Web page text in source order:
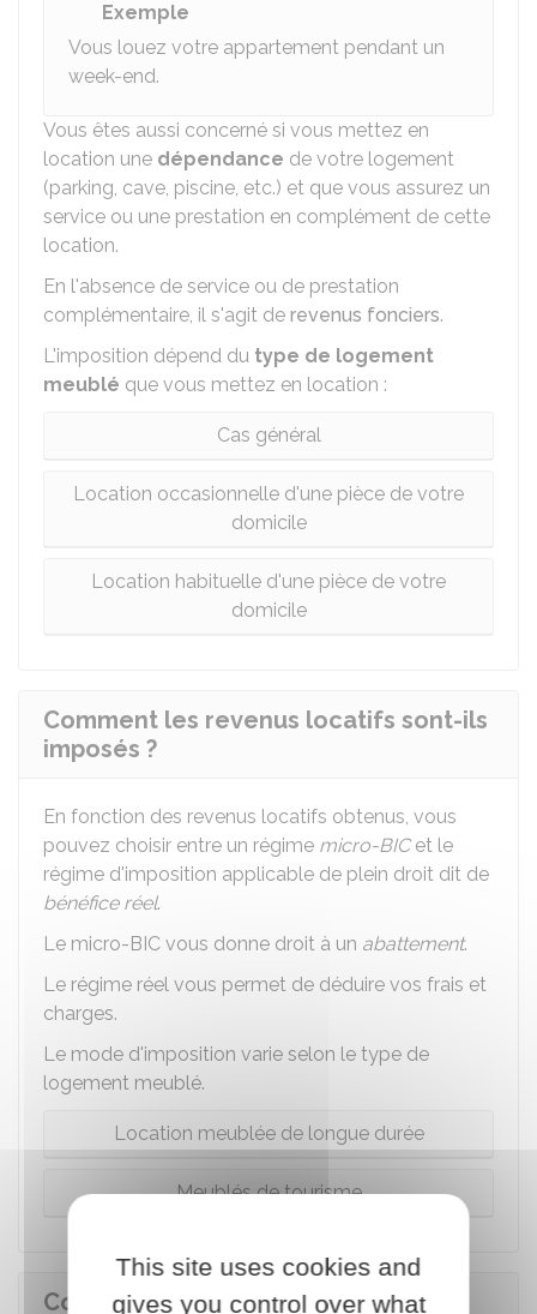
Exemple
Vous louez votre appartement pendant un
week-end.
Vous êtes aussi concerné si vous mettez en
location une dépendance de votre logement
(parking, cave, piscine, etc.) et que vous assurez un
service ou une prestation en complément de cette
location.
En l'absence de service ou de prestation
complémentaire, il s'agit de revenus fonciers.
L'imposition dépend du type de logement
meublé que vous mettez en location :
Cas général
Location occasionnelle d'une pièce de votre
domicile
Location habituelle d'une pièce de votre
domicile
Comment les revenus locatifs sont-ils
imposés ?
En fonction des revenus locatifs obtenus, vous
pouvez choisir entre un régime micro-BICet le
régime d'imposition applicable de plein droit dit de
bénéfice réel.
Le micro-BIC vous donne droit à un abattement.
Le régime réel vous permet de déduire vos frais et
charges.
Le mode d'imposition varie selon le type de
logement meublé.
Location meublée de longue durée
Meublés de tourisme
Comment déclarer les revenus
This site uses cookies and
gives you control over what